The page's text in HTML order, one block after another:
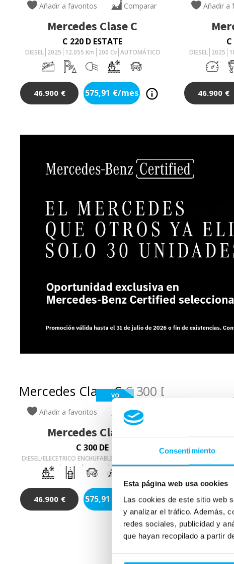
Consentimiento
Esta página web usa cookies
Las cookies de este sitio web
y analizar el tráfico. Además,
redes sociales, publicidad y
que hayan recopilado a partir
Añadir a favoritos Comparar
Mercedes Clase C
C 220 D ESTATE
DIESEL 2025 12.055 Km 200 Cv AUTOMÁTICO
46.900 € 575,91 €/mes
Añadir a
DIESEL 2025
46.900 €
VO
Añadir a favoritos Comparar
Mercedes Clase C
C 300 DE
DIESEL/ELECETRICO ENCHUFABLE
265 Cv AUTOMÁTICO
46.900 € 575,91 €/mes